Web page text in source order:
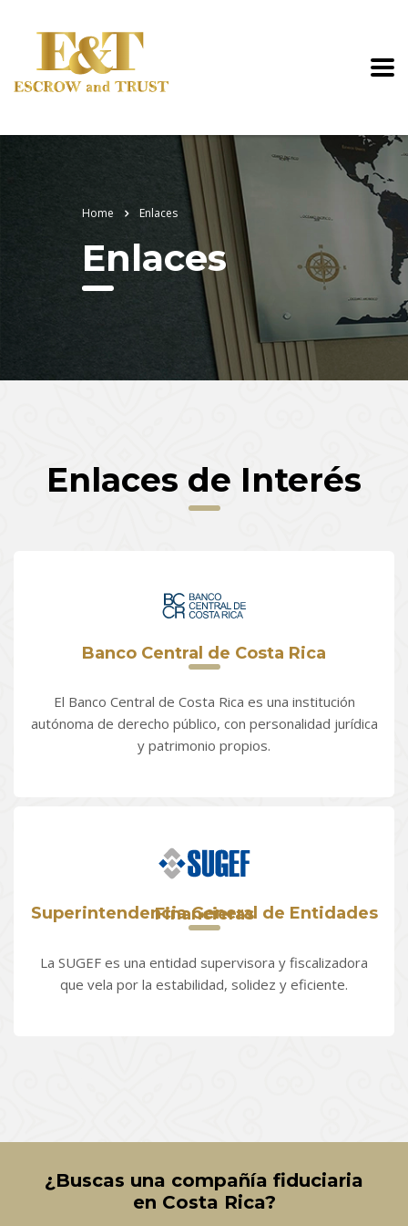
Home Enlaces
Enlaces
Enlaces de Interés
Banco Central de Costa Rica
El Banco Central de Costa Rica es una institución
autónoma de derecho público, con personalidad jurídica
y patrimonio propios.
Superintendencia General de Entidades Financieras
La SUGEF es una entidad supervisora y fiscalizadora
que vela por la estabilidad, solidez y eficiente.
¿Buscas una compañía fiduciaria
en Costa Rica?